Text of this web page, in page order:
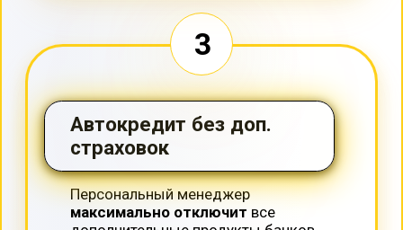
После успешной покупки автомобиля
в автокредит, мы сделаемхимчистку
автомобилябесплатно!
Химчистка в подарок
Калькулятор платежей